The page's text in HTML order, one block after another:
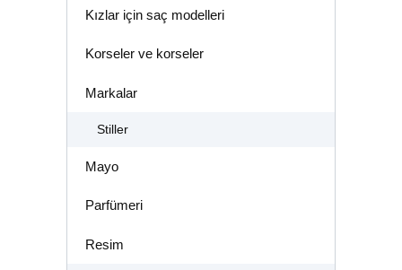
Kızlar için saç modelleri
Korseler ve korseler
Markalar
Stiller
Mayo
Parfümeri
Resim